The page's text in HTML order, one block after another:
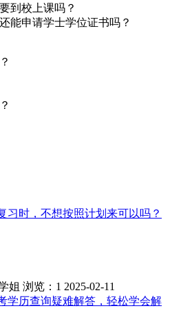
到校上课吗？
能申请学士学位证书吗？
习时，不想按照计划来可以吗？
姐 浏览：1 2025-02-11
学历查询疑难解答，轻松学会解